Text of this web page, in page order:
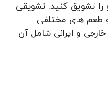
را تشویق کنید. تشویقی
و طعم های مختلفی
و ایرانی شامل آن